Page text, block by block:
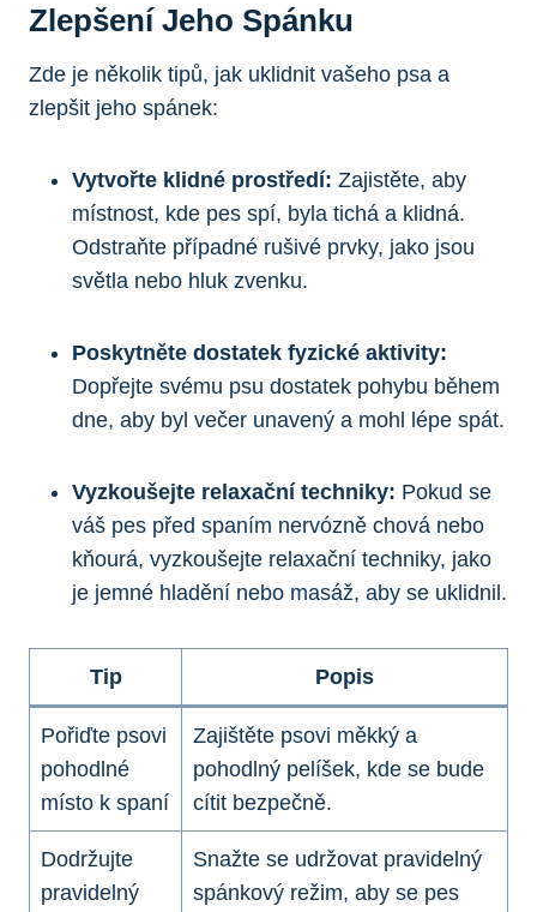
Zlepšení Jeho Spánku
Zde je několik tipů, jak uklidnit vašeho psa a
zlepšit jeho spánek:
Vytvořte klidné prostředí: Zajistěte, aby
místnost, kde pes spí, byla tichá a klidná.
Odstraňte případné rušivé prvky, jako jsou
světla nebo hluk zvenku.
Poskytněte dostatek fyzické aktivity:
Dopřejte svému psu dostatek pohybu během
dne, aby byl večer unavený a mohl lépe spát.
Vyzkoušejte relaxační techniky: Pokud se
váš pes před spaním nervózně chová nebo
kňourá, vyzkoušejte relaxační techniky, jako
je jemné hladění nebo masáž, aby se uklidnil.
Tip Popis
Pořiďte psovi
pohodlné
místo k spaní
Zajištěte psovi měkký a
pohodlný pelíšek, kde se bude
cítit bezpečně.
Dodržujte
pravidelný
Snažte se udržovat pravidelný
spánkový režim, aby se pes